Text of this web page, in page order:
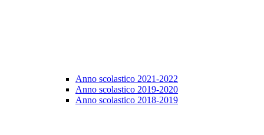
Anno scolastico 2021-2022
Anno scolastico 2019-2020
Anno scolastico 2018-2019